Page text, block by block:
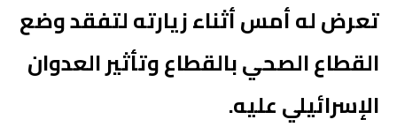
تعرض له أمس أثناء زيارته لتفقد وضع
القطاع الصحي بالقطاع وتأثير العدوان
الإسرائيلي عليه.